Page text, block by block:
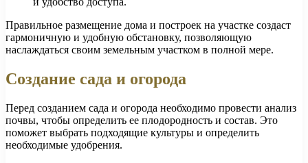
Правильное размещение дома и построек на участке создаст
гармоничную и удобную обстановку, позволяющую
наслаждаться своим земельным участком в полной мере.
Создание сада и огорода
Перед созданием сада и огорода необходимо провести анализ
почвы, чтобы определить ее плодородность и состав. Это
поможет выбрать подходящие культуры и определить
необходимые удобрения.